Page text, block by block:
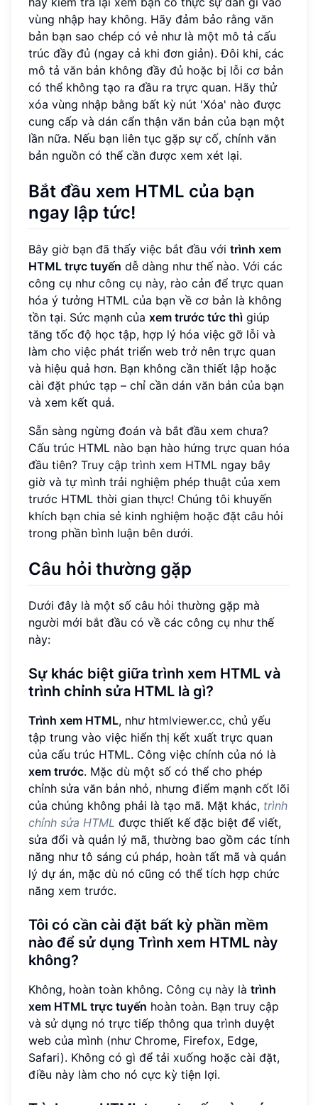
vùng nhập hay không. Hãy đảm bảo rằng văn
bản bạn sao chép có vẻ như là một mô tả cấu
trúc đầy đủ (ngay cả khi đơn giản). Đôi khi, các
mô tả văn bản không đầy đủ hoặc bị lỗi cơ bản
có thể không tạo ra đầu ra trực quan. Hãy thử
xóa vùng nhập bằng bất kỳ nút 'Xóa' nào được
cung cấp và dán cẩn thận văn bản của bạn một
lần nữa. Nếu bạn liên tục gặp sự cố, chính văn
bản nguồn có thể cần được xem xét lại.
Bắt đầu xem HTML của bạn
ngay lập tức!
Bây giờ bạn đã thấy việc bắt đầu với trình xem
HTML trực tuyến dễ dàng như thế nào. Với các
công cụ như công cụ này, rào cản để trực quan
hóa ý tưởng HTML của bạn về cơ bản là không
tồn tại. Sức mạnh của xem trước tức thì giúp
tăng tốc độ học tập, hợp lý hóa việc gỡ lỗi và
làm cho việc phát triển web trở nên trực quan
và hiệu quả hơn. Bạn không cần thiết lập hoặc
cài đặt phức tạp – chỉ cần dán văn bản của bạn
và xem kết quả.
Sẵn sàng ngừng đoán và bắt đầu xem chưa?
Cấu trúc HTML nào bạn hào hứng trực quan hóa
đầu tiên? Truy cập trình xem HTML ngay bây
giờ và tự mình trải nghiệm phép thuật của xem
trước HTML thời gian thực! Chúng tôi khuyến
khích bạn chia sẻ kinh nghiệm hoặc đặt câu hỏi
trong phần bình luận bên dưới.
Câu hỏi thường gặp
Dưới đây là một số câu hỏi thường gặp mà
người mới bắt đầu có về các công cụ như thế
này:
Sự khác biệt giữa trình xem HTML và
trình chỉnh sửa HTML là gì?
Trình xem HTML, như htmlviewer.cc, chủ yếu
tập trung vào việc hiển thị kết xuất trực quan
của cấu trúc HTML. Công việc chính của nó là
xem trước. Mặc dù một số có thể cho phép
chỉnh sửa văn bản nhỏ, nhưng điểm mạnh cốt lõi
của chúng không phải là tạo mã. Mặt khác, trình
chỉnh sửa HTML được thiết kế đặc biệt để viết,
sửa đổi và quản lý mã, thường bao gồm các tính
năng như tô sáng cú pháp, hoàn tất mã và quản
lý dự án, mặc dù nó cũng có thể tích hợp chức
năng xem trước.
Tôi có cần cài đặt bất kỳ phần mềm
nào để sử dụng Trình xem HTML này
không?
Không, hoàn toàn không. Công cụ này là trình
xem HTML trực tuyến hoàn toàn. Bạn truy cập
và sử dụng nó trực tiếp thông qua trình duyệt
web của mình (như Chrome, Firefox, Edge,
Safari). Không có gì để tải xuống hoặc cài đặt,
điều này làm cho nó cực kỳ tiện lợi.